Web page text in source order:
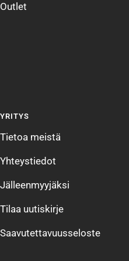
Outlet
YRITYS
Tietoa meistä
Yhteystiedot
Jälleenmyyjäksi
Tilaa uutiskirje
Saavutettavuusseloste